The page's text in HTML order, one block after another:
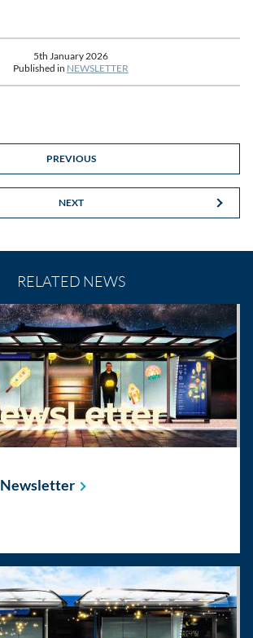
5th January 2026
Published in NEWSLETTER
PREVIOUS
NEXT
RELATED NEWS
Newsletter